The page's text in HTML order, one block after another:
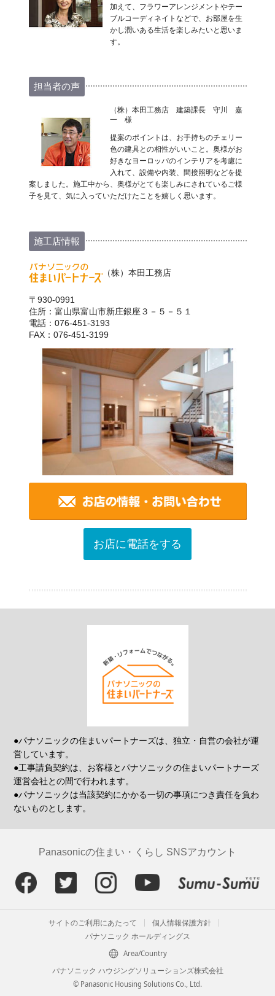
加えて、フラワーアレンジメントやテー
ブルコーディネイトなどで、お部屋を生
かし潤いある生活を楽しみたいと思いま
す。
担当者の声
（株）本田工務店 建築課長 守川 嘉
一 様
提案のポイントは、お手持ちのチェリー
色の建具との相性がいいこと。奥様がお
好きなヨーロッパのインテリアを考慮に
入れて、設備や内装、間接照明などを提
案しました。施工中から、奥様がとても楽しみにされているご様
子を見て、気に入っていただけたことを嬉しく思います。
施工店情報
（株）本田工務店
〒930-0991
住所：富山県富山市新庄銀座３－５－５１
電話：076-451-3193
FAX：076-451-3199
お店に電話をする
●パナソニックの住まいパートナーズは、独立・自営の会社が運
営しています。
●工事請負契約は、お客様とパナソニックの住まいパートナーズ
運営会社との間で行われます。
●パナソニックは当該契約にかかる一切の事項につき責任を負わ
ないものとします。
Panasonicの住まい・くらし SNSアカウント
サイトのご利用にあたって
個人情報保護方針
パナソニック ホールディングス
Area/Country
パナソニック ハウジングソリューションズ株式会社
© Panasonic Housing Solutions Co., Ltd.